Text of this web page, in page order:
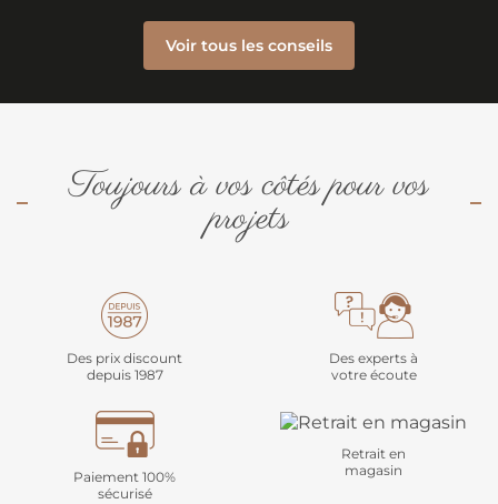
Voir tous les conseils
Toujours à vos côtés pour vos
projets
Des prix discount
depuis 1987
Des experts à
votre écoute
Paiement 100%
sécurisé
Retrait en
magasin